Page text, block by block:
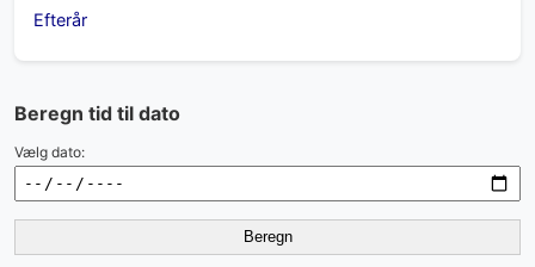
Efterår
Beregn tid til dato
Vælg dato:
Beregn